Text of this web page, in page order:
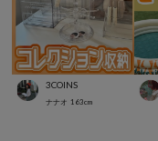
3COINS
ナナオ 163cm